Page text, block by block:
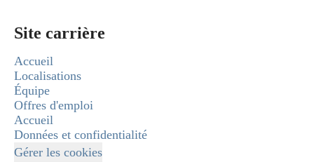
Site carrière
Accueil
Localisations
Équipe
Offres d'emploi
Accueil
Données et confidentialité
Gérer les cookies